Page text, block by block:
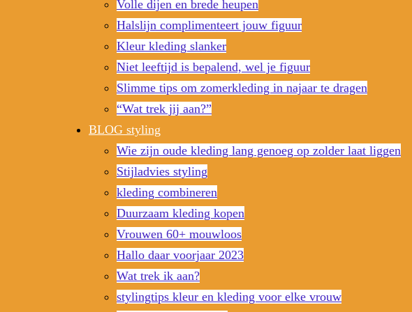
Volle dijen en brede heupen
Halslijn complimenteert jouw figuur
Kleur kleding slanker
Niet leeftijd is bepalend, wel je figuur
Slimme tips om zomerkleding in najaar te dragen
“Wat trek jij aan?”
BLOG styling
Wie zijn oude kleding lang genoeg op zolder laat liggen
Stijladvies styling
kleding combineren
Duurzaam kleding kopen
Vrouwen 60+ mouwloos
Hallo daar voorjaar 2023
Wat trek ik aan?
stylingtips kleur en kleding voor elke vrouw